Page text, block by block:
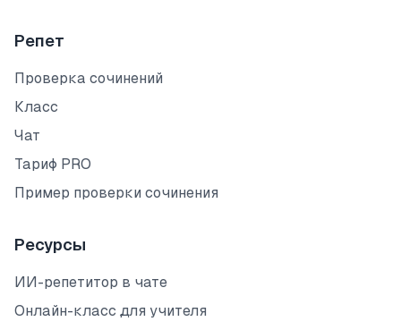
Репет
Проверка сочинений
Класс
Чат
Тариф PRO
Пример проверки сочинения
Ресурсы
ИИ-репетитор в чате
Онлайн-класс для учителя